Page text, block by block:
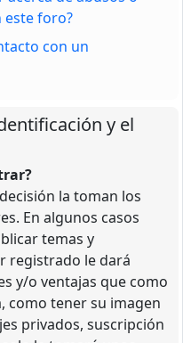
este foro?
con un
y el
la toman los
En algunos casos
temas y
registrado le dará
y/o ventajas que como
como tener su imagen
privados, suscripción